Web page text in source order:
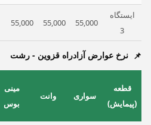
ایستگاه
3
55,000
55,000
55,000
نرخ عوارض آزادراه قزوین - رشت
قطعه
(پیمایش)
سواری وانت
مینی
بوس